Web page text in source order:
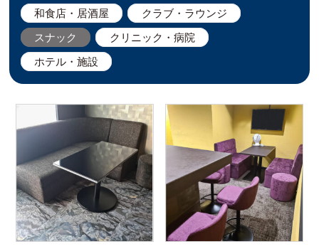
和食店・居酒屋
クラブ・ラウンジ
スナック
クリニック・病院
ホテル・施設